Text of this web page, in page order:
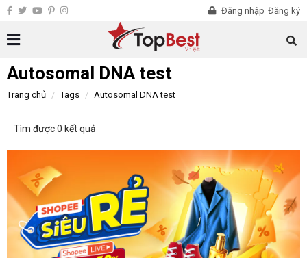
Đăng nhập Đăng ký
Autosomal DNA test
Trang chủ Tags Autosomal DNA test
Tìm được 0 kết quả